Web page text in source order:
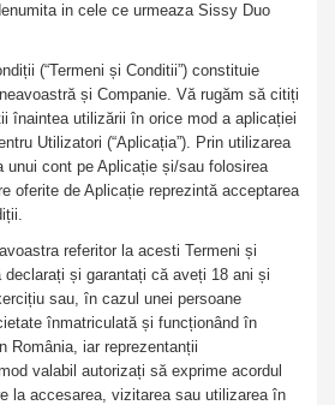
in cele ce urmeaza Sissy Duo
(“Termeni și Conditii”) constituie
și Companie. Vă rugăm să citiți
înaintea utilizării în orice mod a aplicației
Utilizatori (“Aplicația”). Prin utilizarea
unui cont pe Aplicație și/sau folosirea
oferite de Aplicație reprezintă acceptarea
referitor la acesti Termeni și
declarați și garantați că aveți 18 ani și
sau, în cazul unei persoane
înmatriculată și funcționând în
România, iar reprezentanții
valabil autorizați să exprime acordul
la accesarea, vizitarea sau utilizarea în